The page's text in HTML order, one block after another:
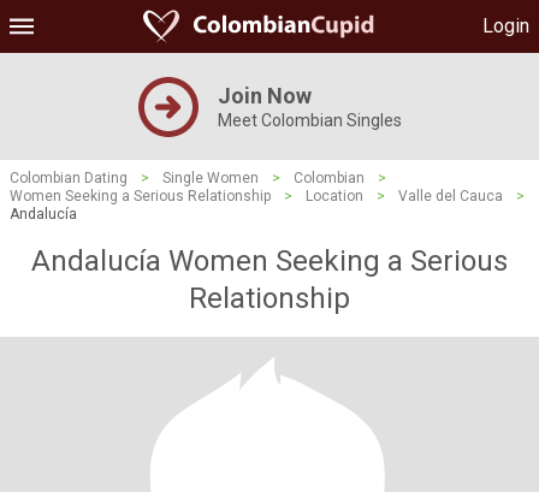
Login
Join Now
Meet Colombian Singles
Colombian Dating > Single Women > Colombian
>
Women Seeking a Serious Relationship
> Location > Valle del Cauca
>
Andalucía
Andalucía Women Seeking a Serious
Relationship